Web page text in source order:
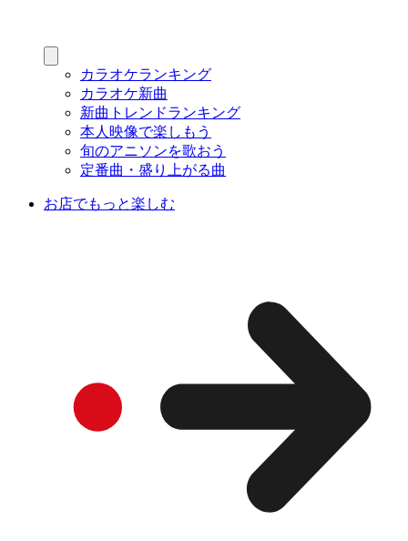
カラオケランキング
カラオケ新曲
新曲トレンドランキング
本人映像で楽しもう
旬のアニソンを歌おう
定番曲・盛り上がる曲
お店でもっと楽しむ